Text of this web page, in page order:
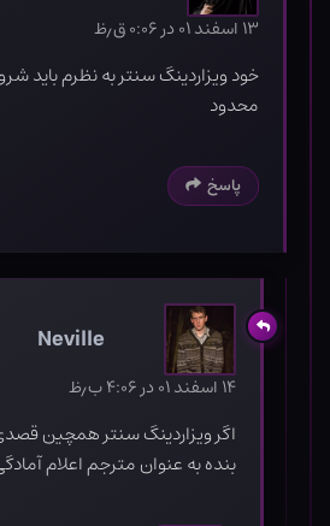
۱۳ اسفند ۰۱ در ۰:۰۶ ق٫ظ
خود ویزاردینگ سنتر به نظرم باید
محدود
پاسخ
Neville
۱۴ اسفند ۰۱ در ۴:۰۶ ب٫ظ
اگر ویزاردینگ سنتر همچین
بنده به عنوان مترجم اعلام